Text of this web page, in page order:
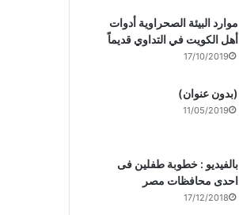
موارد البيئة الصحراوية أدوات
أهل الكويت في التداوي قديماً
17/10/2019
(بدون عنوان)
11/05/2019
بالفيديو : خطوبة طفلين فى
احدى محافظات مصر
17/12/2018